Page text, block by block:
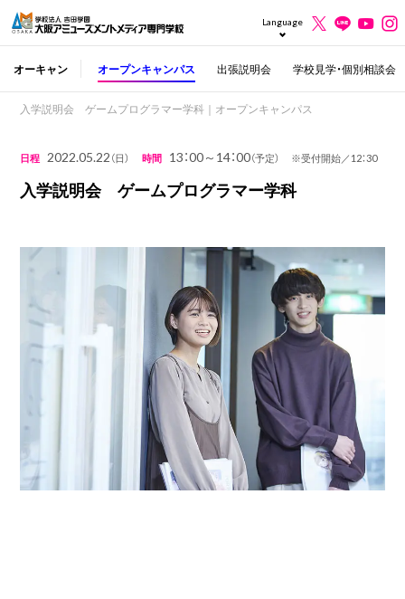
Language
オーキャン オープンキャンパス 出張説明会 学校見学・個別相談会
入学説明会 ゲームプログラマー学科｜オープンキャンパス
日程 2022.05.22（日） 時間 13：00～14：00（予定） ※受付開始／12：30
入学説明会 ゲームプログラマー学科